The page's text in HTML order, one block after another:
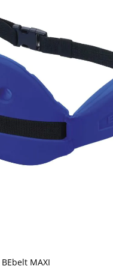
BEbelt MAXI